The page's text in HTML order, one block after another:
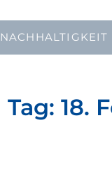
NACHHALTIGKEIT
Tag: 18.